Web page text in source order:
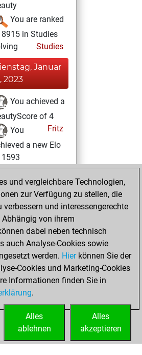
You are ranked
in Studies
Studies
Januar
2023
You achieved a
of 4
Fritz
You
a new Elo
You created
Fritz account
You created
Studies account
Studies
10, 2023
You played 3
games
Play
You scored +1
-2 in blitz
und vergleichbare Technologien,
zur Verfügung zu stellen, die
verbessern und interessengerechte
von ihrem
dabei neben technisch
auch Analyse-Cookies sowie
werden. Hierkönnen Sie der
Cookies und Marketing-Cookies
Informationen finden Sie in
.
Alles
akzeptieren
Alles
ablehnen